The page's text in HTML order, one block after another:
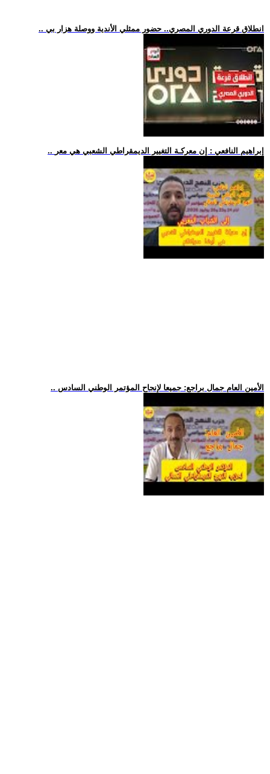
.. انطلاق قرعة الدوري المصري.. حضور ممثلي الأندية ووصلة هزار بي
.. إبراهيم النافعي : إن معركـة التغيير الديمقراطي الشعبي هي معر
.. الأمين العام جمال براجع: جميعا لإنجاح المؤتمر الوطني السادس